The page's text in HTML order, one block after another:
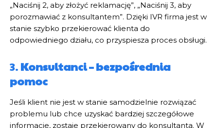
„Naciśnij 2, aby złożyć reklamację”, „Naciśnij 3, aby
porozmawiać z konsultantem”. Dzięki IVR firma jest w
stanie szybko przekierować klienta do
odpowiedniego działu, co przyspiesza proces obsługi.
3. Konsultanci – bezpośrednia
pomoc
Jeśli klient nie jest w stanie samodzielnie rozwiązać
problemu lub chce uzyskać bardziej szczegółowe
informacje, zostaje przekierowany do konsultanta. W